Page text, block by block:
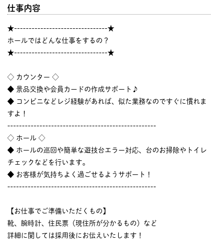
仕事内容
★--------------------------------★
ホールではどんな仕事をするの？
★--------------------------------★
◇ カウンター ◇
◆ 景品交換や会員カードの作成サポート♪
◆ コンビニなどレジ経験があれば、似た業務なのですぐに慣れま
すよ！
---------------------------------------------------
◇ ホール ◇
◆ ホールの巡回や簡単な遊技台エラー対応、台のお掃除やトイレ
チェックなどを行います。
◆ お客様が気持ちよく過ごせるようサポート！
---------------------------------------------------
【お仕事でご準備いただくもの】
靴、腕時計、住民票（現住所が分かるもの）など
詳細に関しては採用後にお伝えいたします！